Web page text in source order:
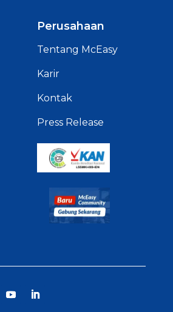
Perusahaan
Tentang McEasy
Karir
Kontak
Press Release